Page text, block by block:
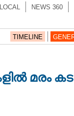
LOCAL NEWS 360
TIMELINE
മരം